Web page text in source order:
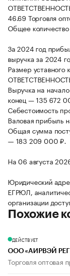
46.69 Торговля
Общее
За 2024 год
выручка за 2024
Размер
Выручка на
конец — 135 672
Себестоимость
Валовая прибыль
Общая сумма
— 183 209 000 ₽.
На 06 августа
Юридический
ЕГРЮЛ,
организации
Похожие
ДЕЙСТВУЕТ
ООО «АИРВЭЙ
Торговля